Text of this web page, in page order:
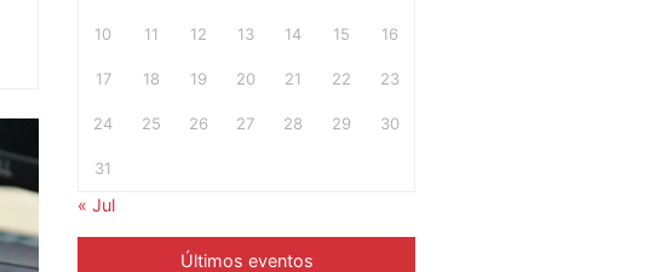
10 11 12 13 14 15 16
17 18 19 20 21 22 23
24 25 26 27 28 29 30
31
« Jul
Últimos eventos